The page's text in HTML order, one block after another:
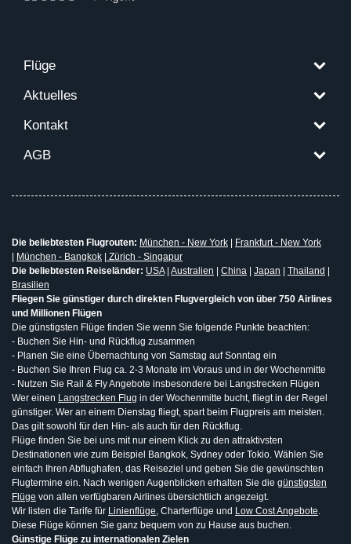
Flüge
Aktuelles
Kontakt
AGB
Die beliebtesten Flugrouten: München - New York
Frankfurt - New York
München - Bangkok
Zürich - Singapur
Die beliebtesten Reiseländer: USA| Australien China Japan Thailand
Brasilien
Fliegen Sie günstiger durch direkten Flugvergleich von über 750 Airlines
und Millionen Flügen
Die günstigsten Flüge finden Sie wenn Sie folgende Punkte beachten:
- Buchen Sie Hin- und Rückflug zusammen
- Planen Sie eine Übernachtung von Samstag auf Sonntag ein
- Buchen Sie Ihren Flug ca. 2-3 Monate im Voraus und in der Wochenmitte
- Nutzen Sie Rail & Fly Angebote insbesondere bei Langstrecken Flügen
Wer einen Langstrecken Flug in der Wochenmitte bucht, fliegt in der Regel
günstiger. Wer an einem Dienstag fliegt, spart beim Flugpreis am meisten.
Das gilt sowohl für den Hin- als auch für den Rückflug.
Flüge finden Sie bei uns mit nur einem Klick zu den attraktivsten
Destinationen wie zum Beispiel Bangkok, Sydney oder Tokio. Wählen Sie
einfach Ihren Abflughafen, das Reiseziel und geben Sie die gewünschten
Flugtermine ein. Nach wenigen Augenblicken erhalten Sie die günstigsten
Flüge von allen verfügbaren Airlines übersichtlich angezeigt.
Wir listen die Tarife für Linienflüge, Charterflüge und Low Cost Angebote.
Diese Flüge können Sie ganz bequem von zu Hause aus buchen.
Günstige Flüge zu internationalen Zielen